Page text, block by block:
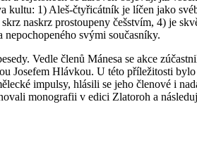
kultu: 1) Aleš-čtyřicátník je líčen jako
naskrz prostoupeny češstvím, 4) je
svými současníky.
Vedle členů Mánesa se akce
Josefem Hlávkou. U této příležitosti
impulsy, hlásili se jeho členové i
monografii v edici Zlatoroh a